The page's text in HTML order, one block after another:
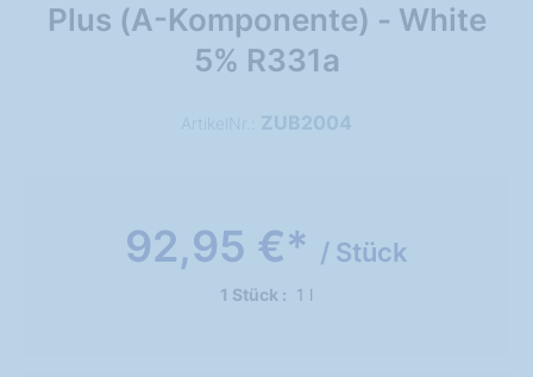
Plus (A-Komponente) - White
5% R331a
ArtikelNr.: ZUB2004
92,95 €* / Stück
1 Stück 1 l